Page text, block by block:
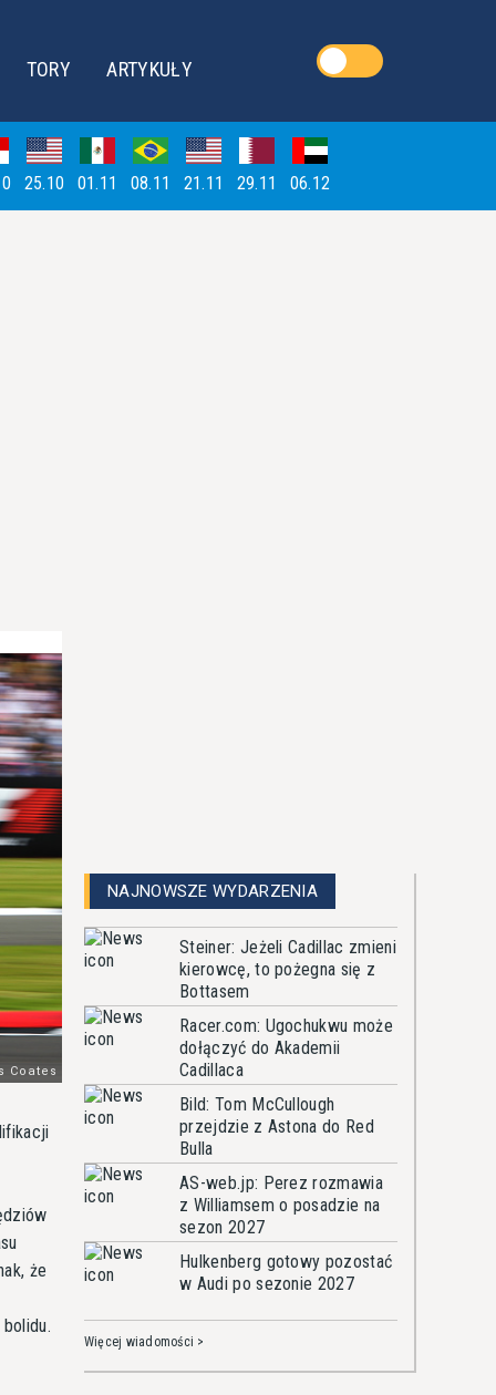
TORY ARTYKUŁY
25.10 01.11 08.11 21.11 29.11 06.12
że
NAJNOWSZE WYDARZENIA
Steiner: Jeżeli Cadillac zmieni
kierowcę, to pożegna się z
Bottasem
Racer.com: Ugochukwu może
dołączyć do Akademii
Cadillaca
Bild: Tom McCullough
przejdzie z Astona do Red
Bulla
AS-web.jp: Perez rozmawia
z Williamsem o posadzie na
sezon 2027
Hulkenberg gotowy pozostać
w Audi po sezonie 2027
Więcej wiadomości >